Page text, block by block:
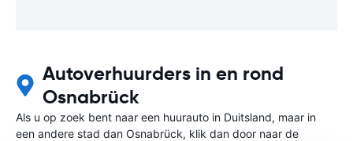
Autoverhuurders in en rond
Osnabrück
Als u op zoek bent naar een huurauto in Duitsland, maar in
een andere stad dan Osnabrück, klik dan door naar de